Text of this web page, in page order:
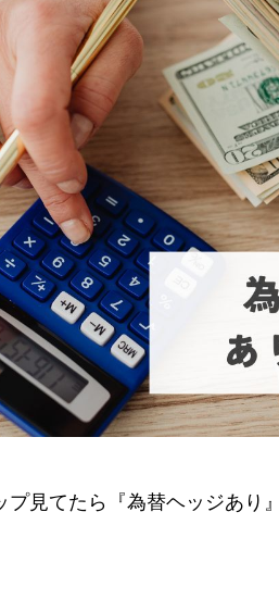
プ見てたら『為替ヘッジあり